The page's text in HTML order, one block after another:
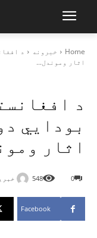
Home خبرونه
د
اثار وموندل...
د
بودايي
اثار
0
548
Facebook